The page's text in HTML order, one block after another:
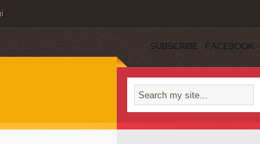
SUBSCRIBE FACEBOOK